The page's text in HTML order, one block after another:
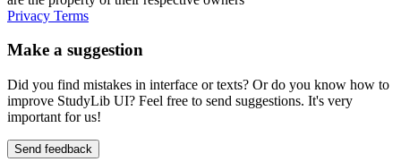
Privacy Terms
Make a suggestion
Did you find mistakes in interface or texts? Or do you know how to
improve StudyLib UI? Feel free to send suggestions. It's very
important for us!
Send feedback